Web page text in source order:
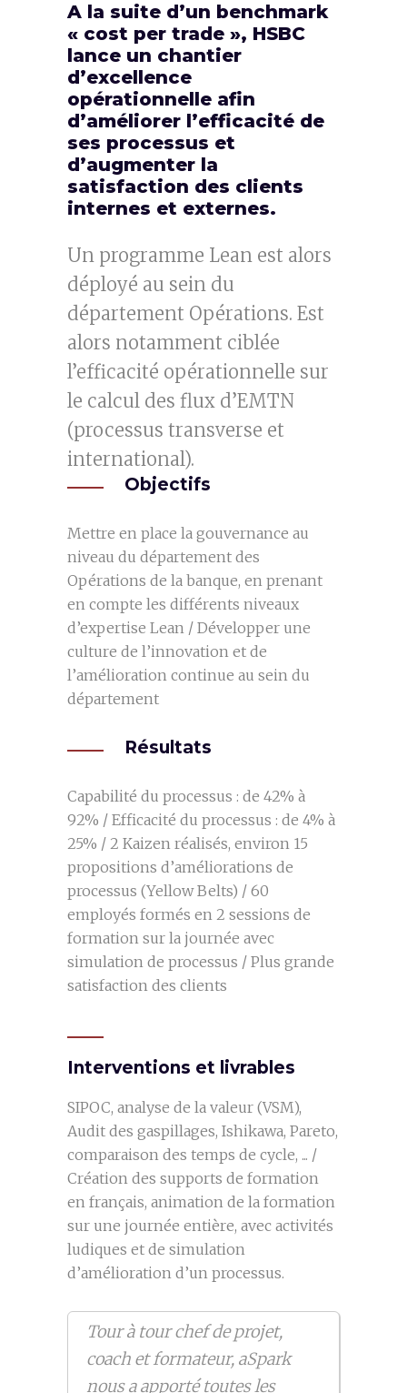
A la suite d’un benchmark
« cost per trade », HSBC
lance un chantier
d’excellence
opérationnelle afin
d’améliorer l’efficacité de
ses processus et
d’augmenter la
satisfaction des clients
internes et externes.
Un programme Lean est alors
déployé au sein du
département Opérations. Est
alors notamment ciblée
l’efficacité opérationnelle sur
le calcul des flux d’EMTN
(processus transverse et
international).
Objectifs
Mettre en place la gouvernance au
niveau du département des
Opérations de la banque, en prenant
en compte les différents niveaux
d’expertise Lean / Développer une
culture de l’innovation et de
l’amélioration continue au sein du
département
Résultats
Capabilité du processus : de 42% à
92% / Efficacité du processus : de 4% à
25% / 2 Kaizen réalisés, environ 15
propositions d’améliorations de
processus (Yellow Belts) / 60
employés formés en 2 sessions de
formation sur la journée avec
simulation de processus / Plus grande
satisfaction des clients
Interventions et livrables
SIPOC, analyse de la valeur (VSM),
Audit des gaspillages, Ishikawa, Pareto,
comparaison des temps de cycle, ... /
Création des supports de formation
en français, animation de la formation
sur une journée entière, avec activités
ludiques et de simulation
d’amélioration d’un processus.
Tour à tour chef de projet,
coach et formateur, aSpark
nous a apporté toutes les